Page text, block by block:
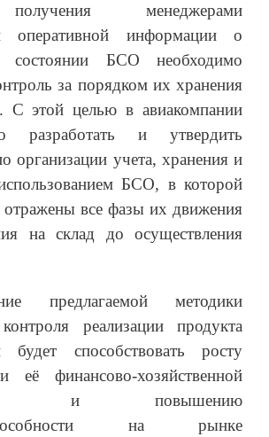
менеджерами
оперативной информации о
БСО необходимо
за порядком их хранения
этой целью в авиакомпании
разработать и утвердить
организации учета, хранения и
БСО, в которой
все фазы их движения
на склад до осуществления
предлагаемой методики
реализации продукта
будет способствовать росту
её финансово-хозяйственной
и повышению
на рынке